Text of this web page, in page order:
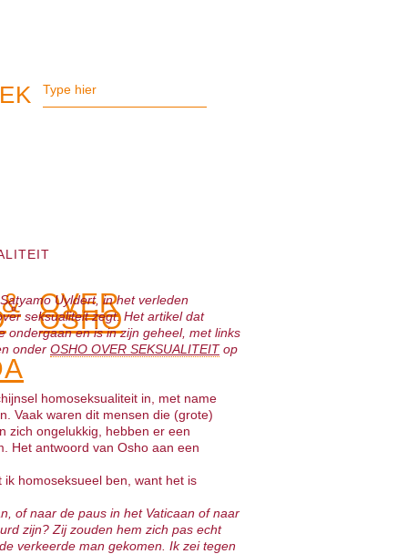
OVER
OSHO
Uyldert, in het verleden
seksualiteit zegt. Het artikel dat
ondergaan en is in zijn geheel, met links
onder OSHO OVER SEKSUALITEITop
homoseksualiteit in, met name
Vaak waren dit mensen die (grote)
zich ongelukkig, hebben er een
Het antwoord van Osho aan een
ik homoseksueel ben, want het is
of naar de paus in het Vaticaan of naar
zijn? Zij zouden hem zich pas echt
verkeerde man gekomen. Ik zei tegen